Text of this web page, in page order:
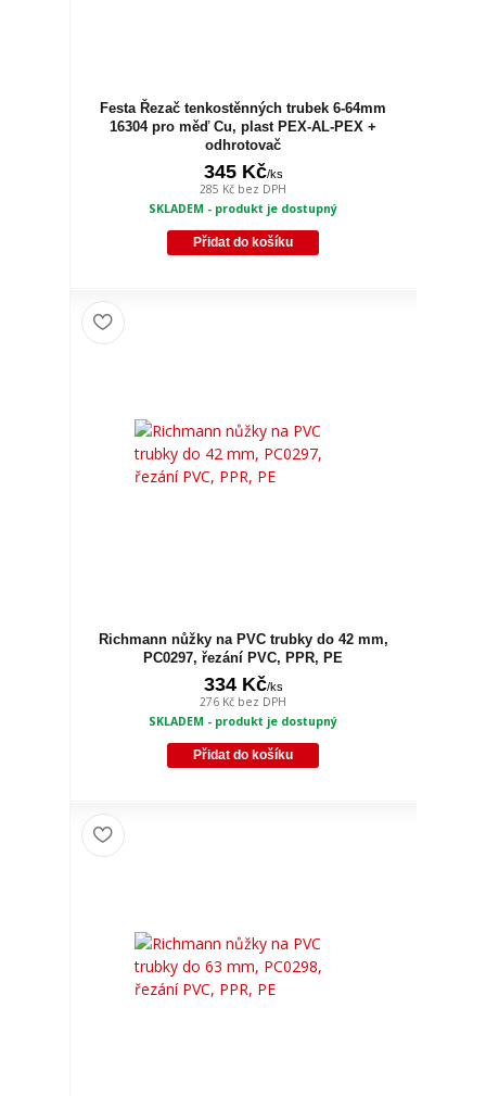
Festa Řezač tenkostěnných trubek 6-64mm
16304 pro měď Cu, plast PEX-AL-PEX +
odhrotovač
345 Kč/ks
285 Kč bez DPH
SKLADEM - produkt je dostupný
Přidat do košíku
Richmann nůžky na PVC trubky do 42 mm,
PC0297, řezání PVC, PPR, PE
334 Kč/ks
276 Kč bez DPH
SKLADEM - produkt je dostupný
Přidat do košíku